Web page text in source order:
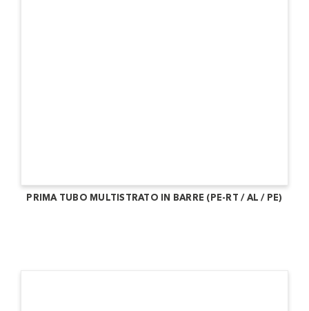
PRIMA TUBO MULTISTRATO IN BARRE (PE-RT / AL / PE)